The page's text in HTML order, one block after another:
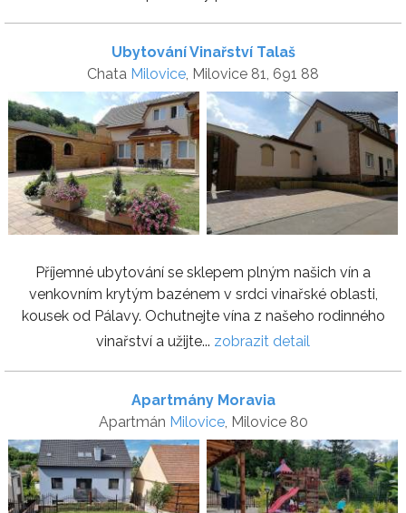
Ubytování Vinařství Talaš
Chata Milovice , Milovice 81, 691 88
Příjemné ubytování se sklepem plným našich vín a
venkovním krytým bazénem v srdci vinařské oblasti,
kousek od Pálavy. Ochutnejte vína z našeho rodinného
vinařství a užijte... zobrazit detail
Apartmány Moravia
Apartmán Milovice, Milovice 80